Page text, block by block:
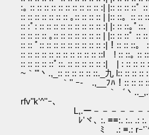
:｡ :: :: :: :: :: :: :: :: :: :: :| |:: :: :: ::ﾟ
:: :: :: :: :: :: :: ｡:: :: :: :: | |:: ::。:: ::
:: :ﾟ: :: :: :: :: :: :: :: :: :: :| |: :: ::｡ﾟ::
:: :: :: :: ｡:: :: :: :: :: :: :: | |:: :: ::ﾟ ::
:: :: ﾟ:: :: :: :: :: :: :: :: :: :|！:: :: ::。
:: :: :: :: :: :: :: :: :: :: :: ::l ! :: ::｡ ::
:: :: :: :: ::ﾟ::. :: :: :: :: :: :| | : :: :: ::
~｀"'丶.,_:: :: :: :: :: ::._九 l:: :: :: ::
｀'' ｰ- .,__ﾌﾊ！:: :: :: :: ::
｀゛丶.._,.､:: :: ::
rfv"k'^''ｰ､ ｀ｰ-‐-
L,.ー－－－－－－－
ﾚ'ヾ､ :. ≡≡:. :.. .: :. :. :.
ﾐ .: ≡.: rｰ'`^